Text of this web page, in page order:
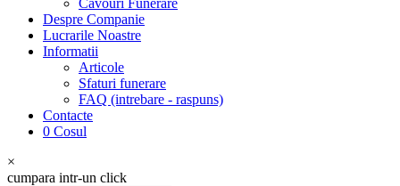
Cavouri Funerare
Despre Companie
Lucrarile Noastre
Informatii
Articole
Sfaturi funerare
FAQ (intrebare - raspuns)
Contacte
0 Cosul
×
cumpara intr-un click